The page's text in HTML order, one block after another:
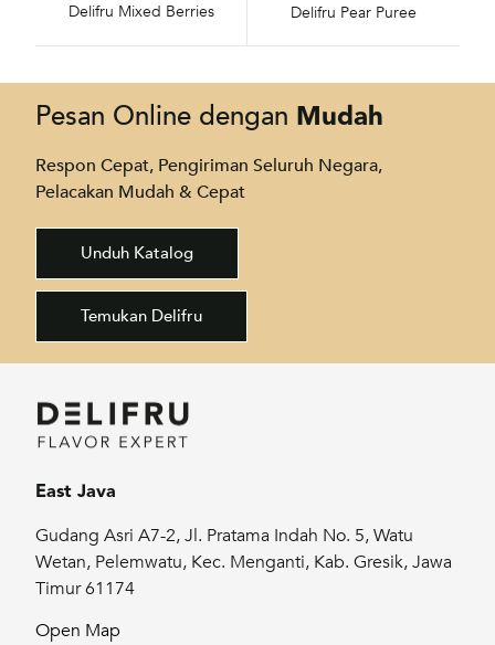
Delifru Mixed Berries Delifru Pear Puree
Pesan Online dengan Mudah
Respon Cepat, Pengiriman Seluruh Negara,
Pelacakan Mudah & Cepat
Unduh Katalog
Temukan Delifru
East Java
Gudang Asri A7-2, Jl. Pratama Indah No. 5, Watu
Wetan, Pelemwatu, Kec. Menganti, Kab. Gresik, Jawa
Timur 61174
Open Map